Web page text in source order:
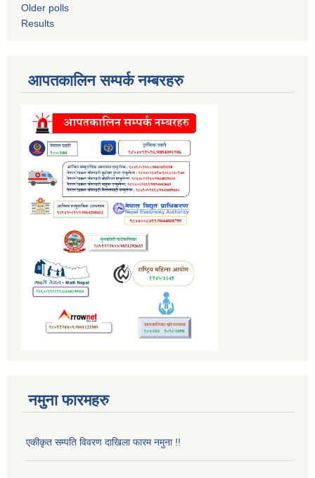
Older polls
Results
आपतकालिन सम्पर्क नम्बरहरु
नमुना फारमहरु
एकीकृत सम्पति विवरण दाखिला फारम नमुना !!